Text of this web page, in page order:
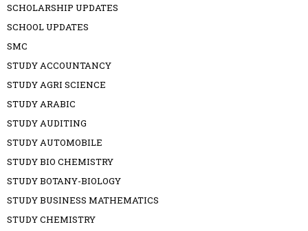
SCHOLARSHIP UPDATES
SCHOOL UPDATES
SMC
STUDY ACCOUNTANCY
STUDY AGRI SCIENCE
STUDY ARABIC
STUDY AUDITING
STUDY AUTOMOBILE
STUDY BIO CHEMISTRY
STUDY BOTANY-BIOLOGY
STUDY BUSINESS MATHEMATICS
STUDY CHEMISTRY